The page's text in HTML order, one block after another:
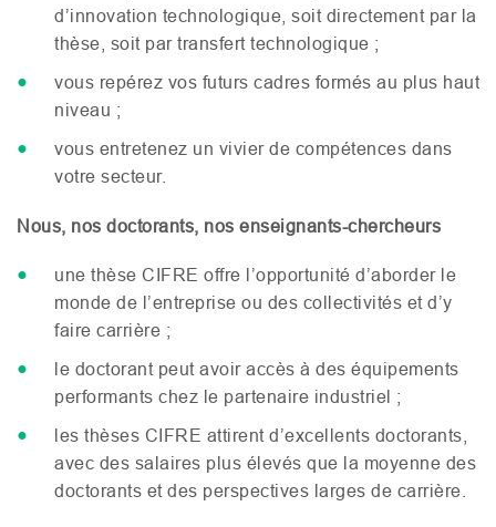
d’innovation technologique, soit directement par la
thèse, soit par transfert technologique ;
vous repérez vos futurs cadres formés au plus haut
niveau ;
vous entretenez un vivier de compétences dans
votre secteur.
Nous, nos doctorants, nos enseignants-chercheurs
une thèse CIFRE offre l’opportunité d’aborder le
monde de l’entreprise ou des collectivités et d’y
faire carrière ;
le doctorant peut avoir accès à des équipements
performants chez le partenaire industriel ;
les thèses CIFRE attirent d’excellents doctorants,
avec des salaires plus élevés que la moyenne des
doctorants et des perspectives larges de carrière.